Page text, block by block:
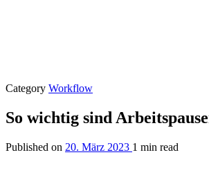
Category Workflow
So wichtig sind
Published on 20. März 2023 1 min read